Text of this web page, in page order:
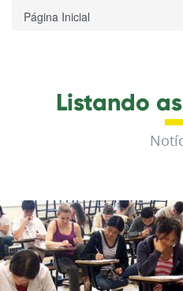
Página Inicial
Listando